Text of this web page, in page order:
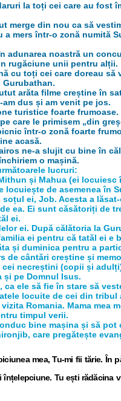
la toți cei care au fost
merge din nou ca să
mers într-o zonă numită
adunarea noastră un
rugăciune unii pentru alții.
cu toți cei care doreau
Gurubathan.
arăta filme creștine în
dus și am venit pe jos.
turistice foarte frumoase.
care le primisem „din
într-o zonă foarte
acasă.
ne-a slujit cu bine în
o mașină.
lucruri:
și Mahua (ei locuiesc
locuiește de asemenea în
ei, Job. Acesta a
ea. Ei sunt căsătoriți de
ei.
ei. După călătoria la
ei pentru că tatăl ei e
și duminica pentru a
de cântări creștine și
necreștini (copii și
și pe Domnul Isus.
ele să fie în stare să
locuite de cei din tribul
Romania. Mama mea
timpul verii.
bine mașina și să
care pregătește
mea, Tu-mi fii tărie. În
Tu ești rădăcina